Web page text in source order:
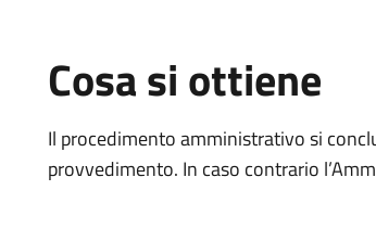
Cosa si ottiene
Il procedimento amministrativo si
provvedimento. In caso contrario